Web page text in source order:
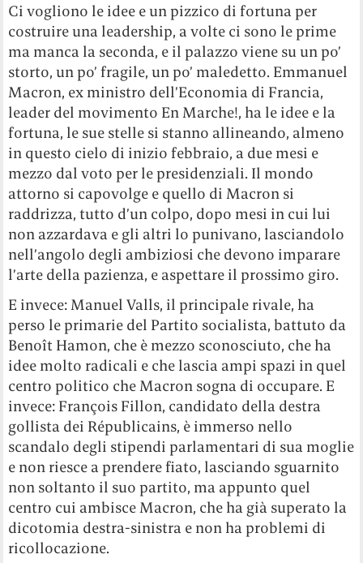
Ci vogliono le idee e un pizzico di fortuna per
costruire una leadership, a volte ci sono le prime
ma manca la seconda, e il palazzo viene su un po’
storto, un po’ fragile, un po’ maledetto. Emmanuel
Macron, ex ministro dell’Economia di Francia,
leader del movimento En Marche!, ha le idee e la
fortuna, le sue stelle si stanno allineando, almeno
in questo cielo di inizio febbraio, a due mesi e
mezzo dal voto per le presidenziali. Il mondo
attorno si capovolge e quello di Macron si
raddrizza, tutto d’un colpo, dopo mesi in cui lui
non azzardava e gli altri lo punivano, lasciandolo
nell’angolo degli ambiziosi che devono imparare
l’arte della pazienza, e aspettare il prossimo giro.
E invece: Manuel Valls, il principale rivale, ha
perso le primarie del Partito socialista, battuto da
Benoît Hamon, che è mezzo sconosciuto, che ha
idee molto radicali e che lascia ampi spazi in quel
centro politico che Macron sogna di occupare. E
invece: François Fillon, candidato della destra
gollista dei Républicains, è immerso nello
scandalo degli stipendi parlamentari di sua moglie
e non riesce a prendere fiato, lasciando sguarnito
non soltanto il suo partito, ma appunto quel
centro cui ambisce Macron, che ha già superato la
dicotomia destra-sinistra e non ha problemi di
ricollocazione.